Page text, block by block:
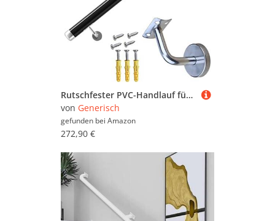
Rutschfester PVC-Handlauf für Innen- und Außentreppen, 3 m, Wandgeländer mit Halterungen, schwarzer Sicherheitsschutz für Stufen und Treppen
von Generisch
gefunden bei Amazon
272,90 €